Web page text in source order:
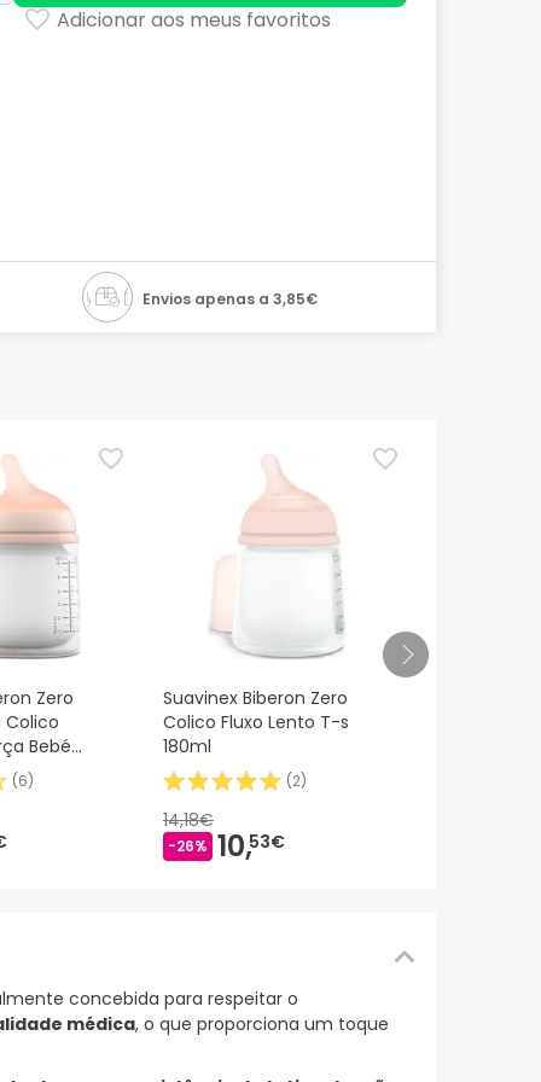
Adicionar aos meus favoritos
Envios apenas a 3,85€
Zero
Colico
Bebé
(6)
Suavinex Biberon Zero
Colico Fluxo Lento T-s
180ml
(2)
14,18€
-26% 10,53€
concebida para respeitar o
médica, o que proporciona um toque